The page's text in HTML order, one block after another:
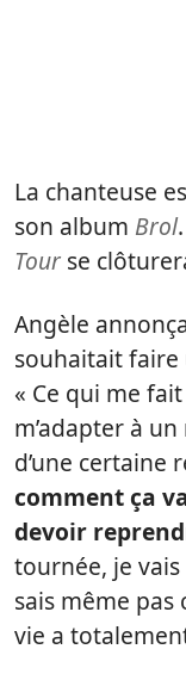
La chanteuse
son album Brol
Tour se
Angèle
souhaitait faire
« Ce qui me fait
m’adapter à
d’une certaine
comment ça
devoir
tournée, je
sais même pas
vie a